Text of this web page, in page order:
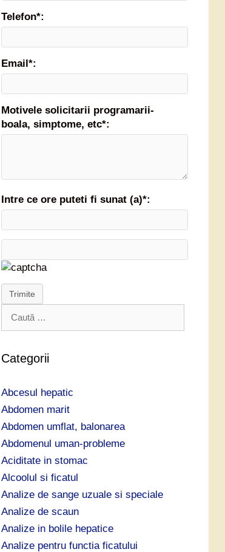
Telefon*:
Email*:
Motivele solicitarii programarii-
boala, simptome, etc*:
Intre ce ore puteti fi sunat (a)*:
Trimite
t
u
p
ă
Categorii
Abcesul hepatic
Abdomen marit
Abdomen umflat, balonarea
Abdomenul uman-probleme
Aciditate in stomac
Alcoolul si ficatul
Analize de sange uzuale si speciale
Analize de scaun
Analize in bolile hepatice
Analize pentru functia ficatului